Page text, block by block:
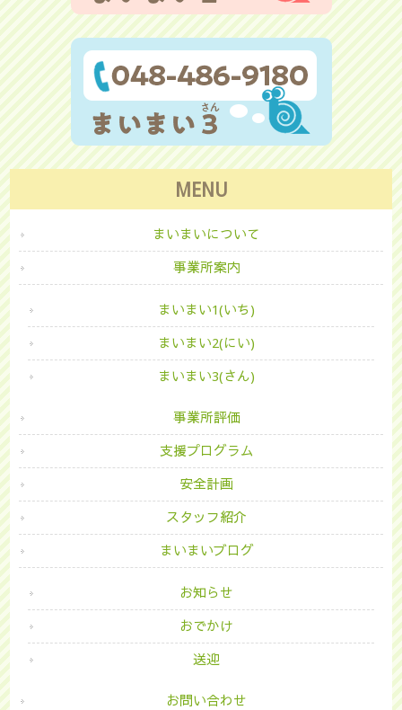
MENU
まいまいについて
事業所案内
まいまい1(いち)
まいまい2(にい)
まいまい3(さん)
事業所評価
支援プログラム
安全計画
スタッフ紹介
まいまいブログ
お知らせ
おでかけ
送迎
お問い合わせ